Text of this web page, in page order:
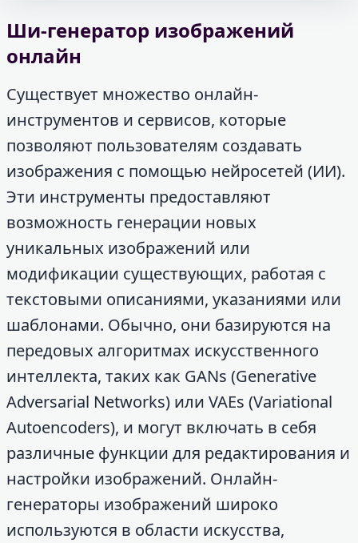
Ши-генератор изображений
онлайн
Существует множество онлайн-
инструментов и сервисов, которые
позволяют пользователям создавать
изображения с помощью нейросетей (ИИ).
Эти инструменты предоставляют
возможность генерации новых
уникальных изображений или
модификации существующих, работая с
текстовыми описаниями, указаниями или
шаблонами. Обычно, они базируются на
передовых алгоритмах искусственного
интеллекта, таких как GANs (Generative
Adversarial Networks) или VAEs (Variational
Autoencoders), и могут включать в себя
различные функции для редактирования и
настройки изображений. Онлайн-
генераторы изображений широко
используются в области искусства,